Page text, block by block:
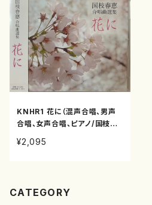
KNHR1 花に（混声合唱、男声
合唱、女声合唱、ピアノ/国枝春
¥2,095
CATEGORY